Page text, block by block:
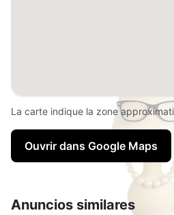
La carte indique la zone
Ouvrir dans Google Maps
Anuncios similares